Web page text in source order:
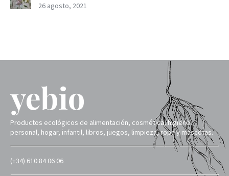
26 agosto, 2021
Productos ecológicos de alimentación, cosmética, higiene
personal, hogar, infantil, libros, juegos, limpieza, ropa y mascotas.
(+34) 610 84 06 06